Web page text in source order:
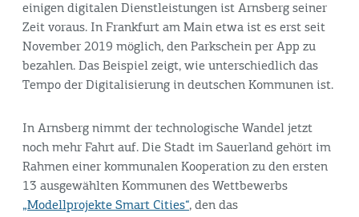
einigen digitalen Dienstleistungen ist Arnsberg seiner
Zeit voraus. In Frankfurt am Main etwa ist es erst seit
November 2019 möglich, den Parkschein per App zu
bezahlen. Das Beispiel zeigt, wie unterschiedlich das
Tempo der Digitalisierung in deutschen Kommunen ist.
In Arnsberg nimmt der technologische Wandel jetzt
noch mehr Fahrt auf. Die Stadt im Sauerland gehört im
Rahmen einer kommunalen Kooperation zu den ersten
13 ausgewählten Kommunen des Wettbewerbs
„Modellprojekte Smart Cities“, den das